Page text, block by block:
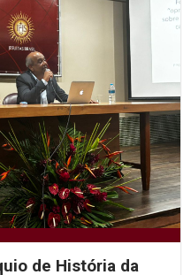
de História da